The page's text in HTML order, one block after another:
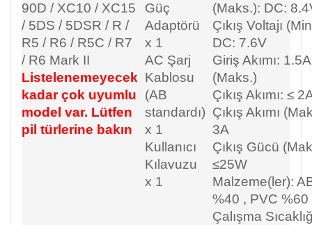
90D / XC10 / XC15
/ 5DS / 5DSR / R /
R5 / R6 / R5C / R7
/ R6 Mark II
Listelenemeyecek
kadar çok uyumlu
model var. Lütfen
pil türlerine bakın
Güç
Adaptörü
x 1
AC Şarj
Kablosu
(AB
standardı)
x 1
Kullanıcı
Kılavuzu
x 1
(Maks.): DC:
Çıkış Voltajı
DC: 7.6V
Giriş Akımı: 1.5A
(Maks.)
Çıkış Akımı: ≤
Çıkış Akımı
3A
Çıkış Gücü
≤25W
Malzeme(ler):
%40 , PVC %60
Çalışma